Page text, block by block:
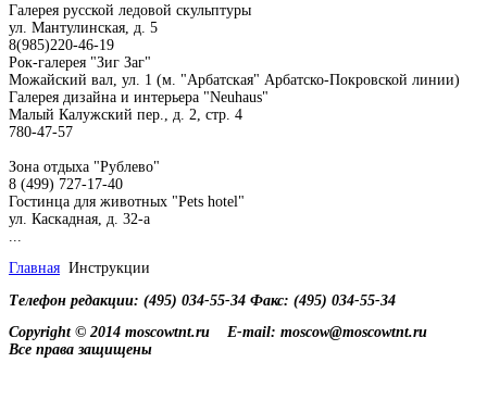
Галерея русской ледовой скульптуры
ул. Мантулинская, д. 5
8(985)220-46-19
Рок-галерея "Зиг Заг"
Можайский вал, ул. 1 (м. "Арбатская" Арбатско-Покровской линии)
Галерея дизайна и интерьера "Neuhaus"
Малый Калужский пер., д. 2, стр. 4
780-47-57
Зона отдыха "Рублево"
8 (499) 727-17-40
Гостинца для животных "Рets hotel"
ул. Каскадная, д. 32-а
Главная Инструкции
Телефон редакции: (495) 034-55-34 Факс: (495) 034-55-34
Copyright © 2014 moscowtnt.ru
E-mail: moscow@moscowtnt.ru
Все права защищены